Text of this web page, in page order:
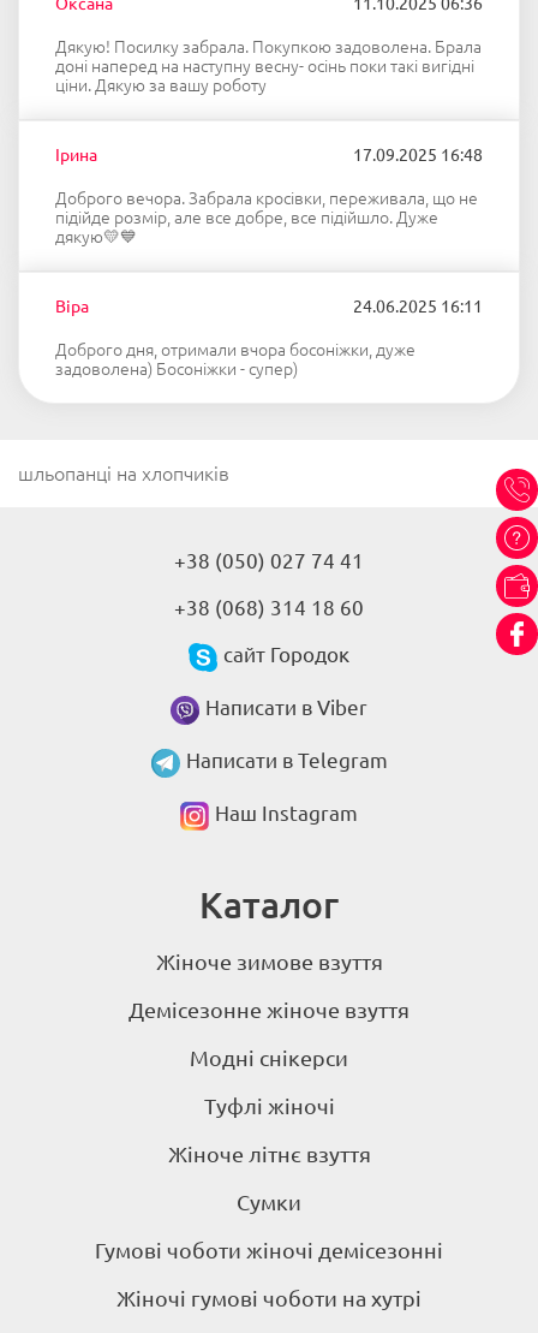
Дякую! Посилку забрала. Покупкою задоволена. Брала
доні наперед на наступну весну- осінь поки такі вигідні
ціни. Дякую за вашу роботу
Ірина 17.09.2025 16:48
Доброго вечора. Забрала кросівки, переживала, що не
підійде розмір, але все добре, все підійшло. Дуже
дякую💛💙
Віра 24.06.2025 16:11
Доброго дня, отримали вчора босоніжки, дуже
задоволена) Босоніжки - супер)
шльопанці на хлопчиків
+38 (050) 027 74 41
+38 (068) 314 18 60
сайт Городок
Написати в Viber
Написати в Telegram
Наш Instagram
Каталог
Жіноче зимове взуття
Демісезонне жіноче взуття
Модні снікерси
Туфлі жіночі
Жіноче літнє взуття
Сумки
Гумові чоботи жіночі демісезонні
Жіночі гумові чоботи на хутрі